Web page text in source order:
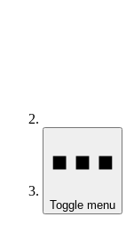
Toggle menu